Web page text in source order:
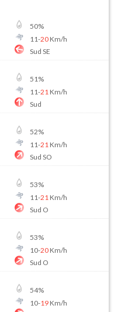
50%
11-20Km/h
Sud SE
51%
11-21 Km/h
Sud
52%
11-21 Km/h
Sud SO
53%
11-21 Km/h
Sud O
53%
10-20Km/h
Sud O
54%
10-19Km/h